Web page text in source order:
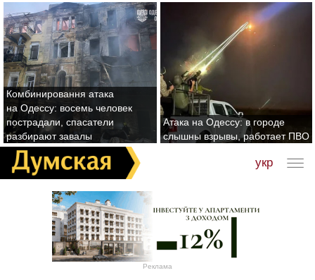
Комбинировання атака
на Одессу: восемь человек
пострадали, спасатели
разбирают завалы
Атака на Одессу: в городе
слышны взрывы, работает ПВО
укр
Реклама